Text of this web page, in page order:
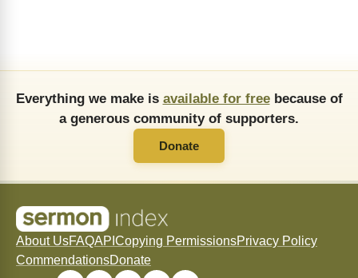
Everything we make is available for freebecause of
a generous community of supporters.
Donate
About UsFAQAPI Copying PermissionsPrivacy Policy
CommendationsDonate